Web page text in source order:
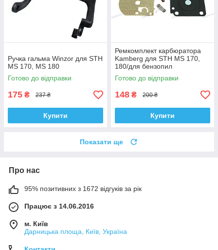
Ручка гальма Winzor для STH
MS 170, MS 180
Готово до відправки
175 ₴ 237 ₴
Купити
Ремкомплект карбюратора
Kamberg для STH MS 170,
180/для бензопил
Готово до відправки
148 ₴ 200 ₴
Купити
Показати ще
Про нас
95% позитивних з 1672 відгуків за рік
Працює з 14.06.2016
м. Київ
Дарницька площа, Київ, Україна